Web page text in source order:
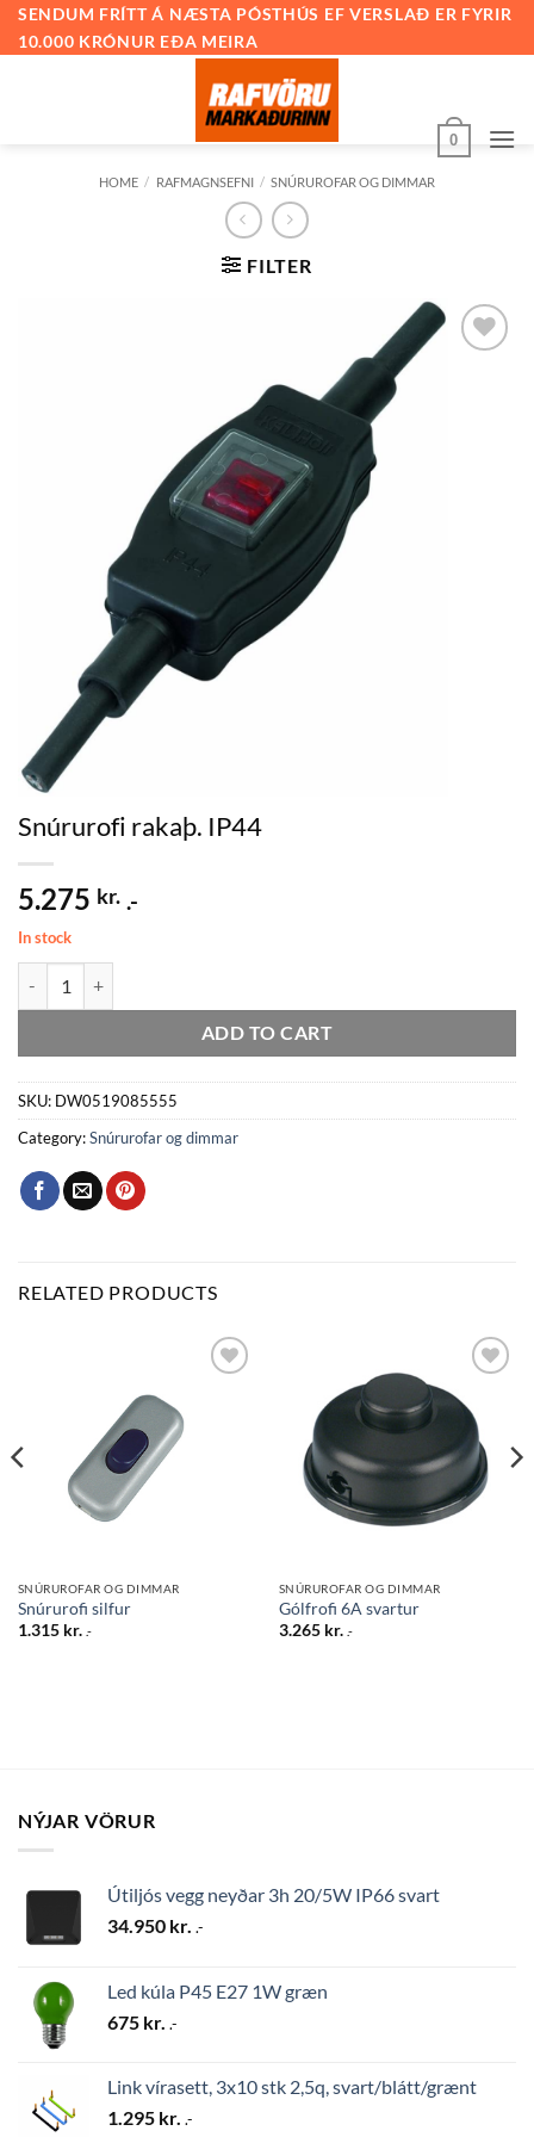
SkipSENDUM FRÍTT Á NÆSTA PÓSTHÚS EF VERSLAÐ ER FYRIR
10.000 KRÓNUR EÐA MEIRA
0
HOME / RAFMAGNSEFNI / SNÚRUROFAR OG DIMMAR
FILTER
Snúrurofi rakaþ. IP44
5.275 kr. .-
In stock
ADD TO CART
SKU: DW0519085555
Category:Snúrurofar og dimmar
RELATED PRODUCTS
SNÚRUROFAR OG DIMMAR
Snúrurofi silfur
1.315 kr. .-
við á
óskalista
SNÚRUROFAR OG DIMMAR
Gólfrofi 6A svartur
3.265 kr. .-
NÝJAR VÖRUR
Útiljós vegg neyðar 3h 20/5W IP66 svart
34.950 kr. .-
Led kúla P45 E27 1W græn
675 kr. .-
Link vírasett, 3x10 stk 2,5q, svart/blátt/grænt
1.295 kr. .-